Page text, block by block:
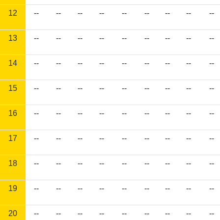
12 -- -- -- -- -- -- -- -- --
13 -- -- -- -- -- -- -- -- --
14 -- -- -- -- -- -- -- -- --
15 -- -- -- -- -- -- -- -- --
16 -- -- -- -- -- -- -- -- --
17 -- -- -- -- -- -- -- -- --
18 -- -- -- -- -- -- -- -- --
19 -- -- -- -- -- -- -- -- --
20 -- -- -- -- -- -- -- -- --